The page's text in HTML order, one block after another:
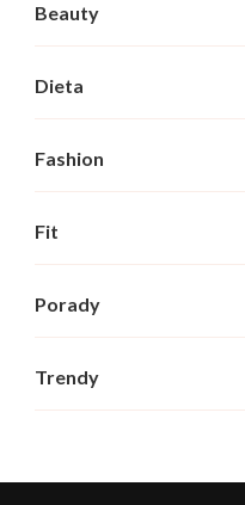
Beauty
Dieta
Fashion
Fit
Porady
Trendy